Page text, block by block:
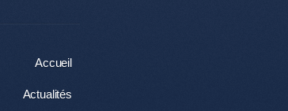
Accueil
Actualités